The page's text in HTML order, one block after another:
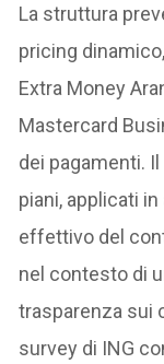
La struttura
pricing
Extra Money
Mastercard
dei pagamenti.
piani, applicati
effettivo del
nel contesto di
trasparenza sui
survey di ING